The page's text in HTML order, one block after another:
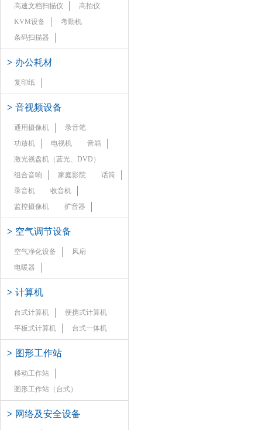
高速文档扫描仪
高拍仪
KVM设备
考勤机
条码扫描器
> 办公耗材
复印纸
> 音视频设备
通用摄像机
录音笔
功放机
电视机
音箱
激光视盘机（蓝光、DVD）
组合音响
家庭影院
话筒
录音机
收音机
监控摄像机
扩音器
> 空气调节设备
空气净化设备
风扇
电暖器
> 计算机
台式计算机
便携式计算机
平板式计算机
台式一体机
> 图形工作站
移动工作站
图形工作站（台式）
> 网络及安全设备